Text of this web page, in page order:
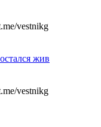
vestnikg
жив
vestnikg